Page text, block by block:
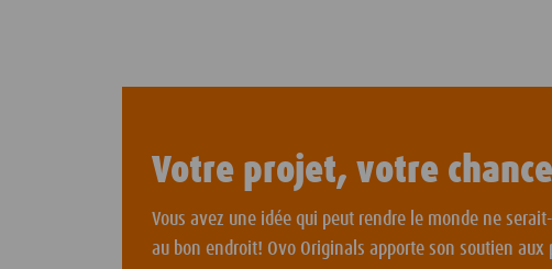
Votre projet, votre
Vous avez une idée qui peut rendre le monde ne
au bon endroit! Ovo Originals apporte son soutien aux